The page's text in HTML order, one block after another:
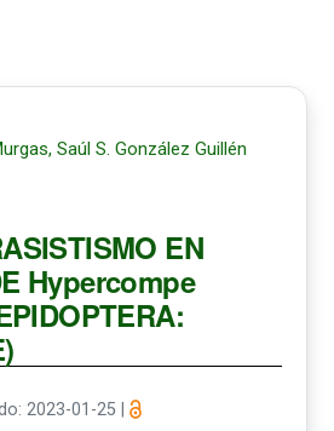
Saúl S. González Guillén
EN
Hypercompe
2023-01-25